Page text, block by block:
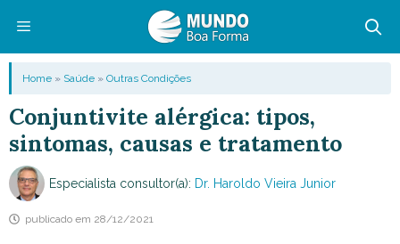
conteúdo
Menu
Home » Saúde » Outras Condições
Conjuntivite alérgica: tipos,
sintomas, causas e tratamento
Especialista consultor(a): Dr. Haroldo Vieira Junior
publicado em 28/12/2021